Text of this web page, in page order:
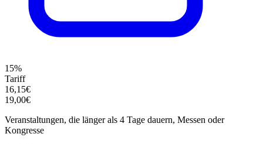
15%
Tariff
16,15€
19,00€
Veranstaltungen, die länger als 4 Tage dauern, Messen oder
Kongresse